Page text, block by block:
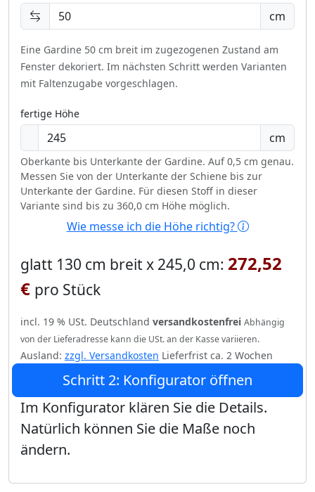
cm
Eine Gardine 50 cm breit im zugezogenen Zustand am
Fenster dekoriert. Im nächsten Schritt werden Varianten
mit Faltenzugabe vorgeschlagen.
fertige Höhe
cm
Oberkante bis Unterkante der Gardine. Auf 0,5 cm genau.
Messen Sie von der Unterkante der Schiene bis zur
Unterkante der Gardine. Für diesen Stoff in dieser
Variante sind bis zu 360,0 cm Höhe möglich.
Wie messe ich die Höhe richtig?
glatt 130 cm breit x 245,0 cm: 272,52
€ pro Stück
incl. 19 % USt. Deutschland versandkostenfrei Abhängig
von der Lieferadresse kann die USt. an der Kasse variieren.
Ausland: zzgl. Versandkosten Lieferfrist ca. 2 Wochen
Schritt 2: Konfigurator öffnen
Im Konfigurator klären Sie die Details.
Natürlich können Sie die Maße noch
ändern.